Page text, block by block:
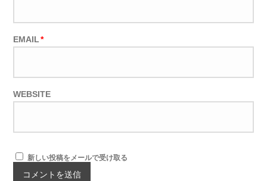
EMAIL *
WEBSITE
新しい投稿をメールで受け取る